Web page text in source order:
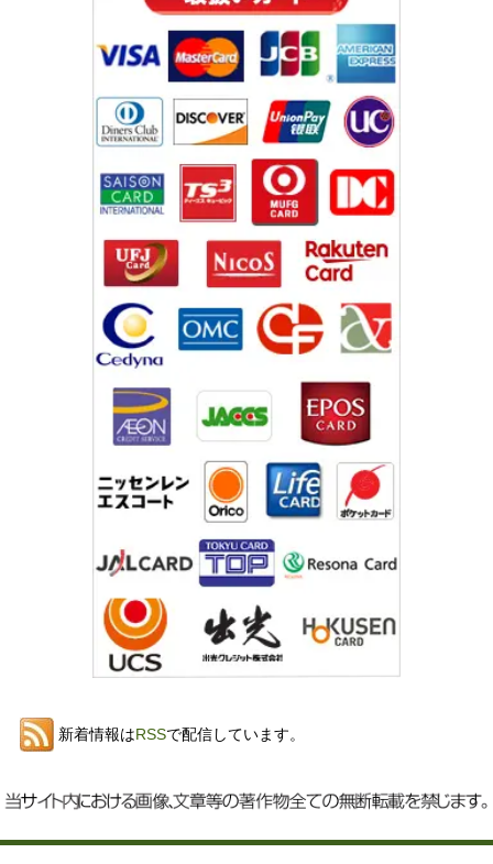
新着情報はRSSで配信しています。